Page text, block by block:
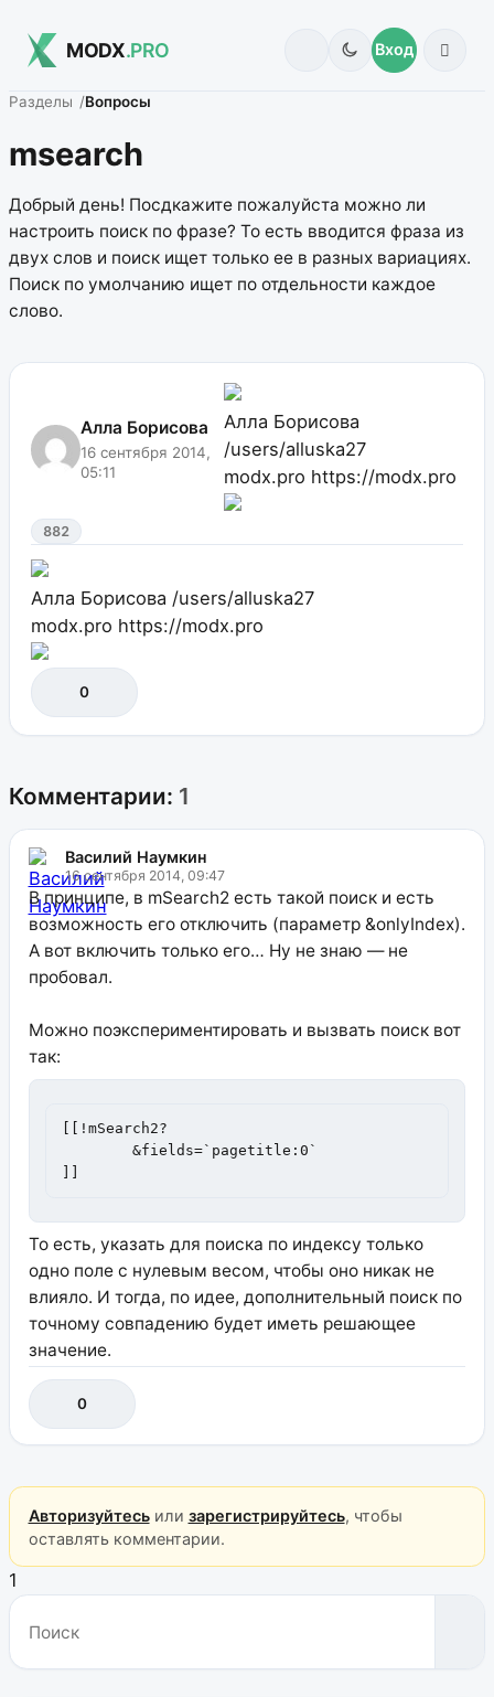
MODX.PRO Вход
Разделы Вопросы
msearch
Добрый день! Посдкажите пожалуйста можно ли
настроить поиск по фразе? То есть вводится фраза из
двух слов и поиск ищет только ее в разных вариациях.
Поиск по умолчанию ищет по отдельности каждое
слово.
Алла Борисова
16 сентября 2014,
05:11
Алла Борисова
/users/alluska27
modx.pro https://modx.pro
882
Алла Борисова /users/alluska27
modx.pro https://modx.pro
0
Комментарии: 1
Василий Наумкин
16 сентября 2014, 09:47
В принципе, в mSearch2 есть такой поиск и есть
возможность его отключить (параметр &onlyIndex).
А вот включить только его… Ну не знаю — не
пробовал.
Можно поэкспериментировать и вызвать поиск вот
так:
[[!mSearch2?
	&fields=`pagetitle:0`
То есть, указать для поиска по индексу только
одно поле с нулевым весом, чтобы оно никак не
влияло. И тогда, по идее, дополнительный поиск по
точному совпадению будет иметь решающее
значение.
0
Авторизуйтесьили зарегистрируйтесь, чтобы
оставлять комментарии.
1